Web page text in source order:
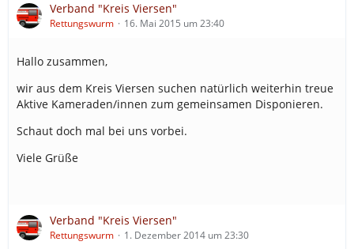
Verband "Kreis Viersen"
Rettungswurm 16. Mai 2015 um 23:40
Hallo zusammen,
wir aus dem Kreis Viersen suchen natürlich weiterhin treue
Aktive Kameraden/innen zum gemeinsamen Disponieren.
Schaut doch mal bei uns vorbei.
Viele Grüße
Verband "Kreis Viersen"
Rettungswurm 1. Dezember 2014 um 23:30